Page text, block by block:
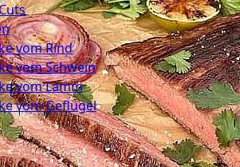
vom Rind
vom Schwein
vom Lamm
vom Geflügel